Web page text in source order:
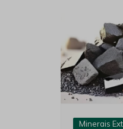
Minerais